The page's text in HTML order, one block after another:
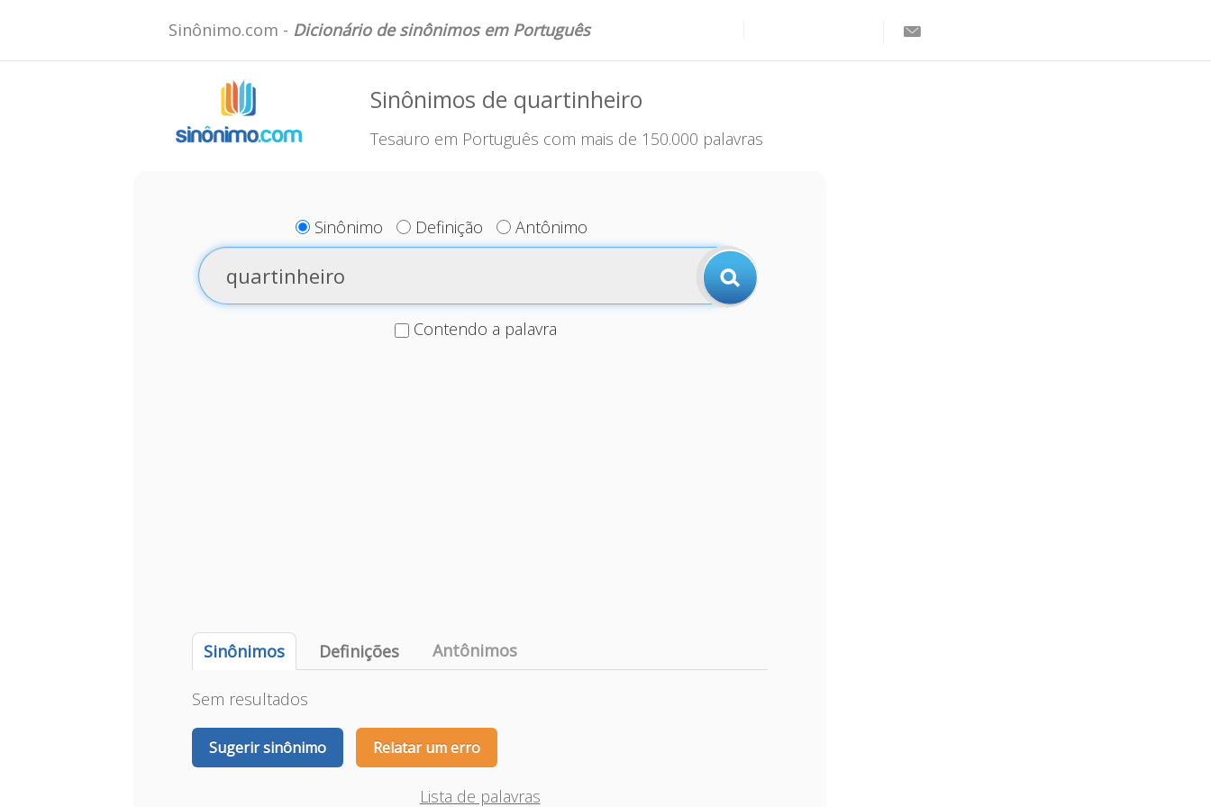
Sinônimo.com - Dicionário de sinônimos em Português
Sinônimos de quartinheiro
Tesauro em Português com mais de 150.000 palavras
Sinônimo Definição Antônimo
Contendo a palavra
Sinônimos Definições Antônimos
Sem resultados
Sugerir sinônimo Relatar um erro
Lista de palavras